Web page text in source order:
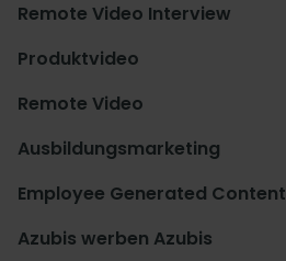
Remote Video Interview
Produktvideo
Remote Video
Ausbildungsmarketing
Employee Generated Content
Azubis werben Azubis